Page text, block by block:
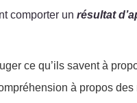
comporter un résultat
ce qu’ils savent à
à propos des